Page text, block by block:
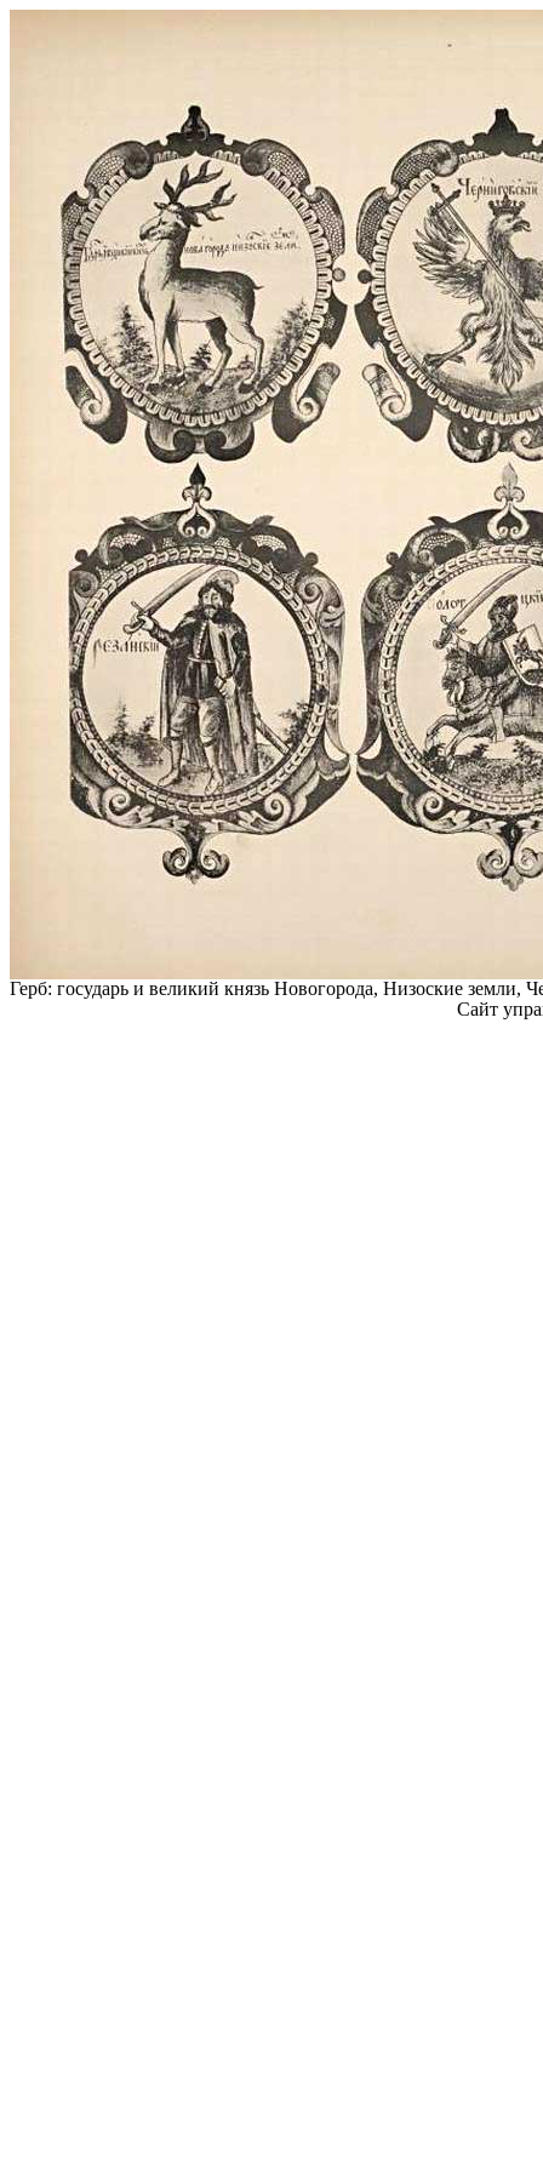
Герб: государь и великий князь Новогорода, Низоские земли,
Сайт